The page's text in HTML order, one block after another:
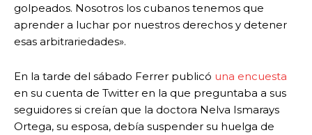
golpeados. Nosotros los cubanos tenemos que
aprender a luchar por nuestros derechos y detener
esas arbitrariedades».
En la tarde del sábado Ferrer publicó una encuesta
en su cuenta de Twitter en la que preguntaba a sus
seguidores si creían que la doctora Nelva Ismarays
Ortega, su esposa, debía suspender su huelga de